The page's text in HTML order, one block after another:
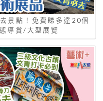
景點！免費睇多達20個
導賞/大型展覽